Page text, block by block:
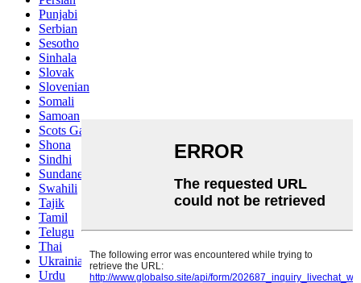
Punjabi
Serbian
Sesotho
Sinhala
Slovak
Slovenian
Somali
Samoan
Scots Gaelic
Shona
Sindhi
Sundanese
Swahili
Tajik
Tamil
Telugu
Thai
Ukrainian
Urdu